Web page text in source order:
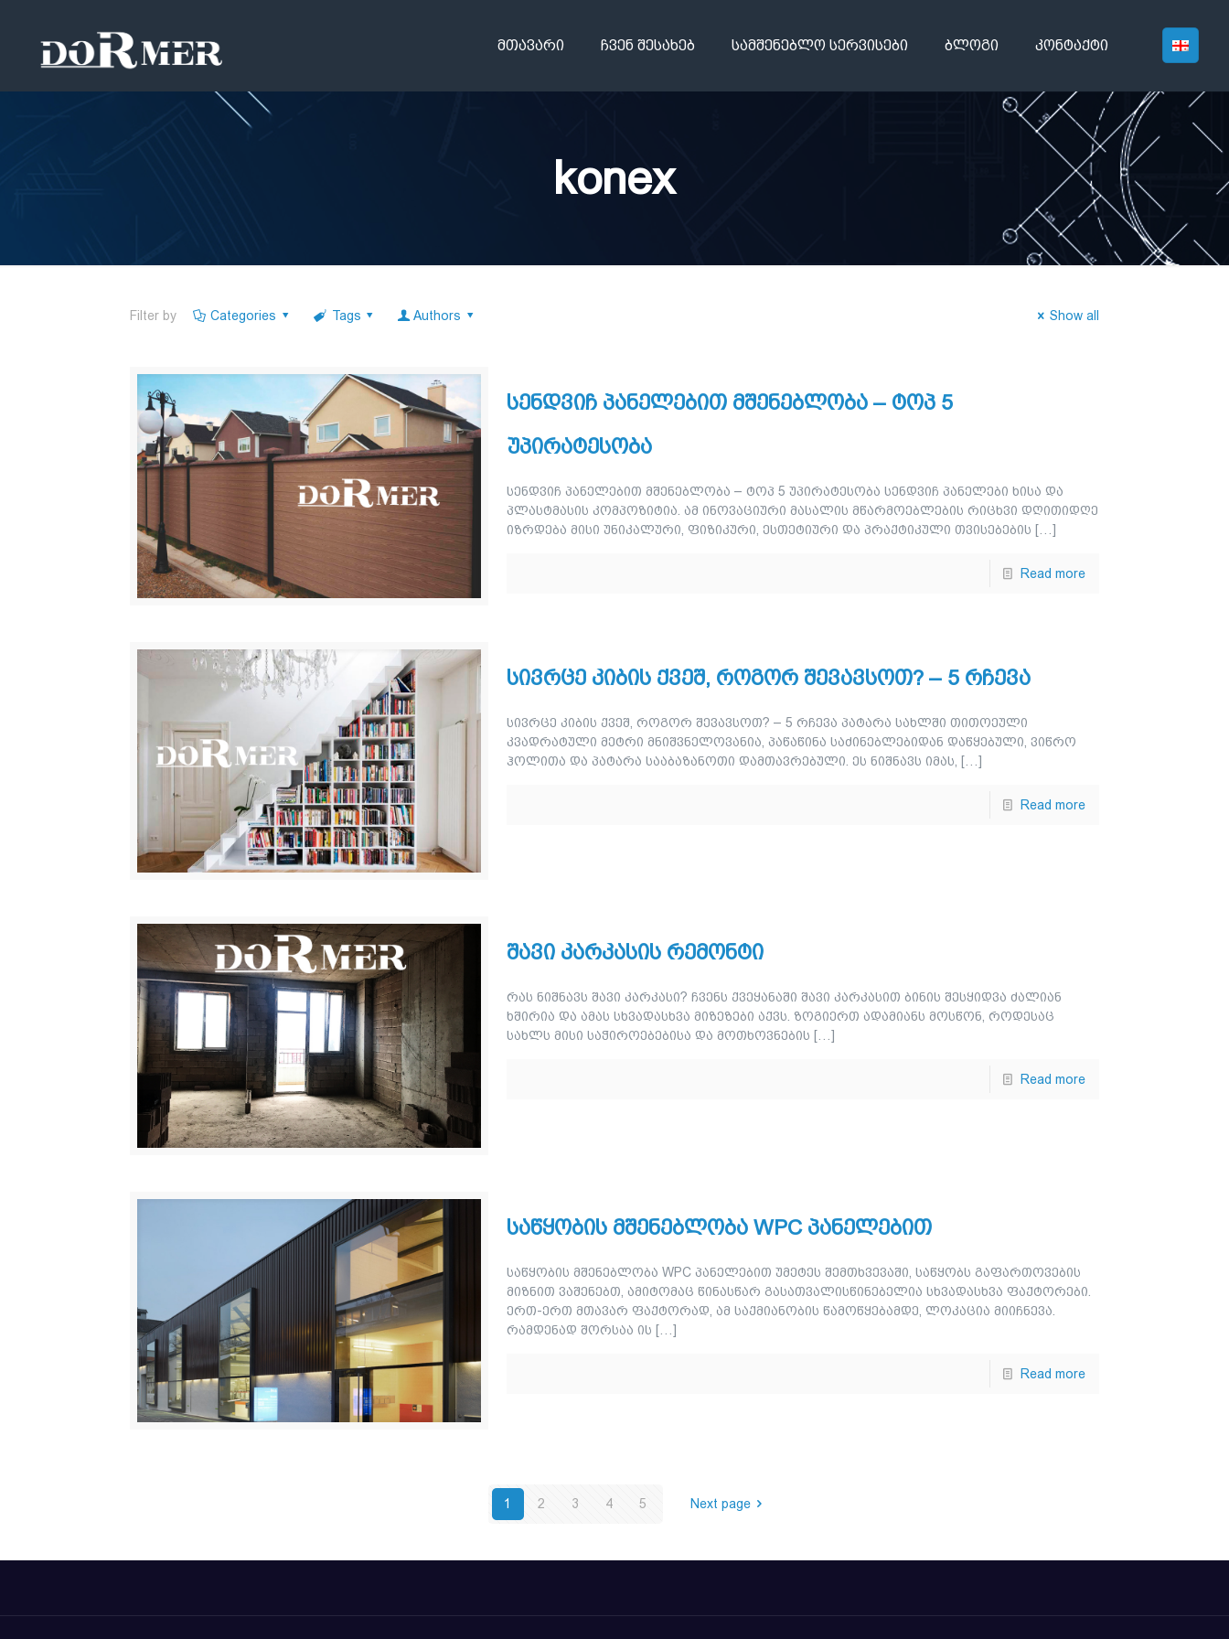
მთავარი ჩვენ შესახებ სამშენებლო სერვისები ბლოგი კონტაქტი
konex
Filter by Categories Tags Authors Show all
სენდვიჩ პანელებით მშენებლობა – ტოპ 5
უპირატესობა
სენდვიჩ პანელებით მშენებლობა – ტოპ 5 უპირატესობა სენდვიჩ პანელები ხისა და
პლასტმასის კომპოზიტია. ამ ინოვაციური მასალის მწარმოებლების რიცხვი დღითიდღე
იზრდება მისი უნიკალური, ფიზიკური, ესთეტიური და პრაქტიკული თვისებების […]
Read more
სივრცე კიბის ქვეშ, როგორ შევავსოთ? – 5 რჩევა
სივრცე კიბის ქვეშ, როგორ შევავსოთ? – 5 რჩევა პატარა სახლში თითოეული
კვადრატული მეტრი მნიშვნელოვანია, პაწაწინა საძინებლებიდან დაწყებული, ვიწრო
ჰოლითა და პატარა სააბაზანოთი დამთავრებული. ეს ნიშნავს იმას, […]
Read more
შავი კარკასის რემონტი
რას ნიშნავს შავი კარკასი? ჩვენს ქვეყანაში შავი კარკასით ბინის შესყიდვა ძალიან
ხშირია და ამას სხვადასხვა მიზეზები აქვს. ზოგიერთ ადამიანს მოსწონ, როდესაც
სახლს მისი საჭიროებებისა და მოთხოვნების […]
Read more
საწყობის მშენებლობა WPC პანელებით
საწყობის მშენებლობა WPC პანელებით უმეტეს შემთხვევაში, საწყობს გაფართოვების
მიზნით ვაშენებთ, ამიტომაც წინასწარ გასათვალისწინებელია სხვადასხვა ფაქტორები.
ერთ-ერთ მთავარ ფაქტორად, ამ საქმიანობის წამოწყებამდე, ლოკაცია მიიჩნევა.
რამდენად შორსაა ის […]
Read more
1 2 3 4 5 Next page